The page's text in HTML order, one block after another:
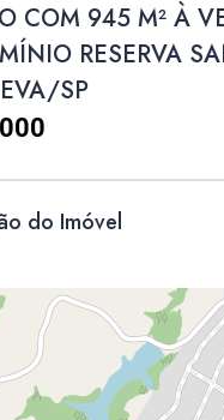
COM 945 M² À
RESERVA
SP
do Imóvel